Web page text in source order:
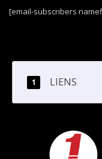
[email-subscribers
LIENS